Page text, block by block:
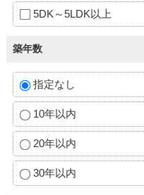
5DK～5LDK以上
築年数
指定なし
10年以内
20年以内
30年以内